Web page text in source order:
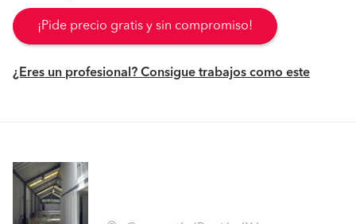
¡Pide precio gratis y sin compromiso!
¿Eres un profesional? Consigue trabajos como este